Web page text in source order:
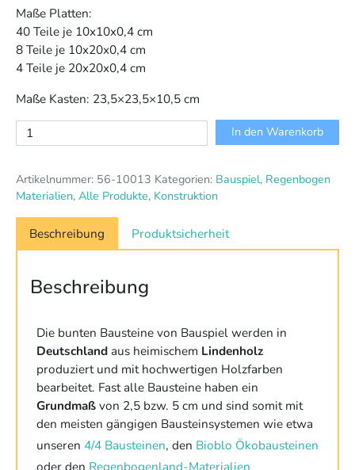
Maße Platten:
40 Teile je 10x10x0,4 cm
8 Teile je 10x20x0,4 cm
4 Teile je 20x20x0,4 cm
Maße Kasten: 23,5×23,5×10,5 cm
Bauplatten-
Set
In den Warenkorb
Artikelnummer: 56-10013 Kategorien: Bauspiel, Regenbogen
Materialien, Alle Produkte, Konstruktion
Beschreibung Produktsicherheit
Beschreibung
Die bunten Bausteine von Bauspiel werden in
Deutschlandaus heimischem Lindenholz
produziert und mit hochwertigen Holzfarben
bearbeitet. Fast alle Bausteine haben ein
Grundmaßvon 2,5 bzw. 5 cm und sind somit mit
den meisten gängigen Bausteinsystemen wie etwa
unseren 4/4 Bausteinen, den Bioblo Ökobausteinen
oder den Regenbogenland-Materialien